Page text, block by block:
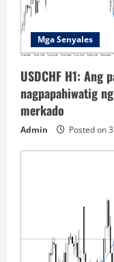
Mga Senyales
USDCHF H1: Ang
nagpapahiwatig
merkado
Admin Posted on